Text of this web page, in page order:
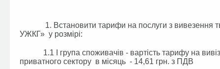
1. Встановити тарифи на послуги з вивезення
УЖКГ» у розмірі:
1.1 І група споживачів - вартість тарифу на
приватного сектору в місяць - 14,61 грн. з ПДВ